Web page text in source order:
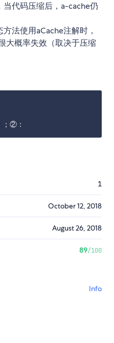
代码压缩后，a-cache仍
法使用aCache注解时，
大概率失效（取决于压缩
1
October 12, 2018
August 26, 2018
89/100
Info